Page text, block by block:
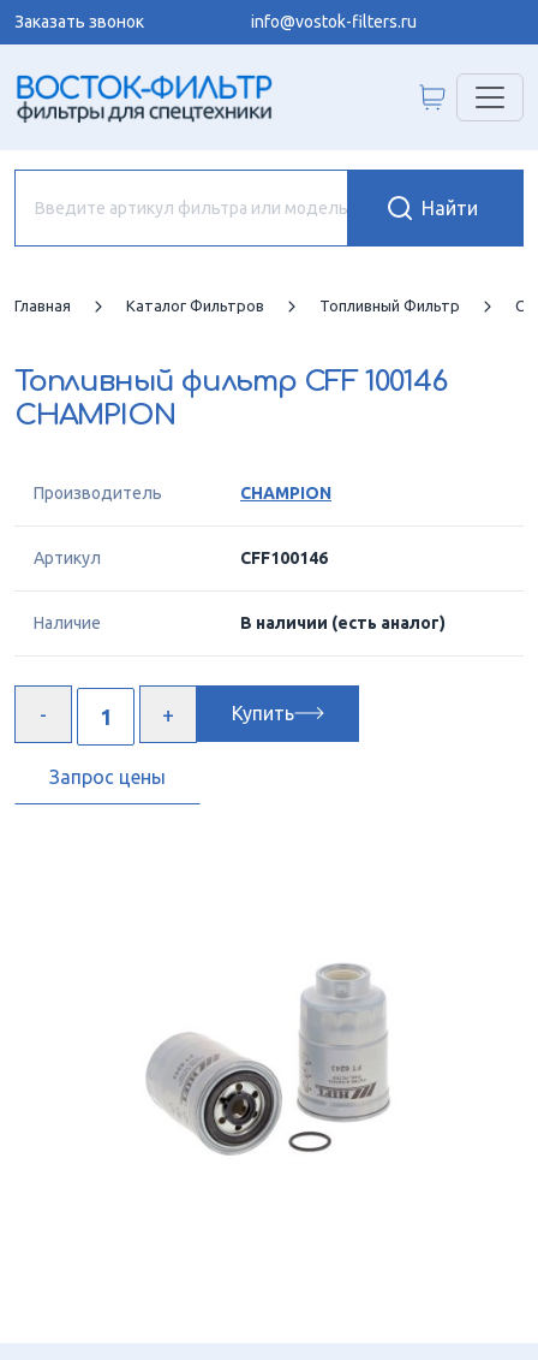
Заказать звонок info@vostok-filters.ru
Главная Каталог Фильтров Топливный Фильтр
Топливный фильтр CFF 100146
CHAMPION
Производитель CHAMPION
Артикул CFF100146
Наличие В наличии (есть аналог)
Купить
Запрос цены